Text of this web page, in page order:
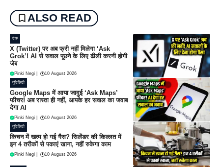
ALSO READ
टेक
X (Twitter) पर अब फ्री नहीं मिलेगा ‘Ask
Grok’! AI से सवाल पूछने के लिए ढीली करनी होगी
जेब
Pinki Negi 10 August 2026
यूटिलिटी
Google Maps में आया जादुई ‘Ask Maps’
फीचर! अब रास्ता ही नहीं, आपके हर सवाल का जवाब
देगा AI
Pinki Negi 10 August 2026
यूटिलिटी
किचन में खत्म हो गई गैस? सिलेंडर की किल्लत में
इन 4 तरीकों से पकाएं खाना, नहीं रुकेगा काम
Pinki Negi 10 August 2026